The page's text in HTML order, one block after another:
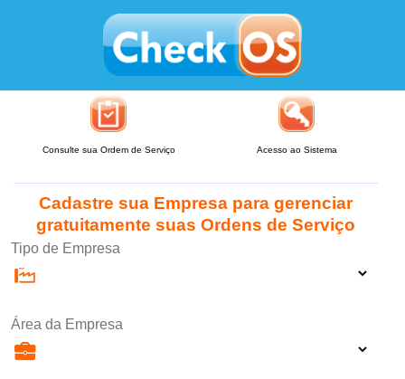
Consulte sua Ordem de Serviço Acesso ao Sistema
Cadastre sua Empresa para gerenciar
gratuitamente suas Ordens de Serviço
Tipo de Empresa
Área da Empresa